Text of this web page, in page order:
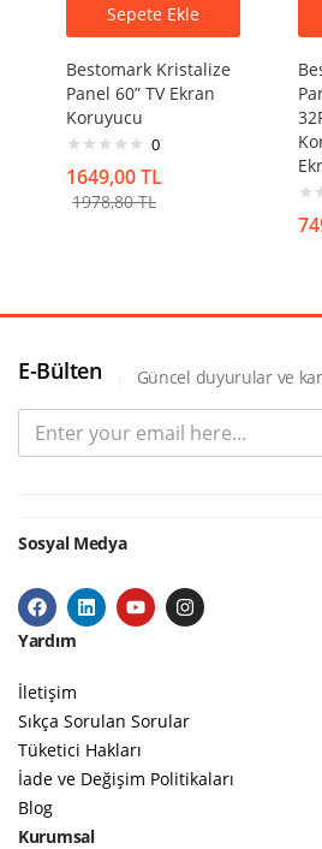
Sepete Ekle
Bestomark Kristalize
Panel 60” TV Ekran
Koruyucu
0
1649,00TL
1978,80TL
E-Bülten Güncel duyurular ve
Sosyal Medya
Yardım
İletişim
Sıkça Sorulan Sorular
Tüketici Hakları
İade ve Değişim Politikaları
Blog
Kurumsal